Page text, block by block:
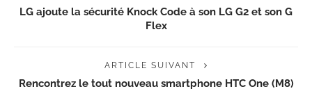
LG ajoute la sécurité Knock Code à son LG G2 et son G
Flex
ARTICLE SUIVANT
Rencontrez le tout nouveau smartphone HTC One (M8)